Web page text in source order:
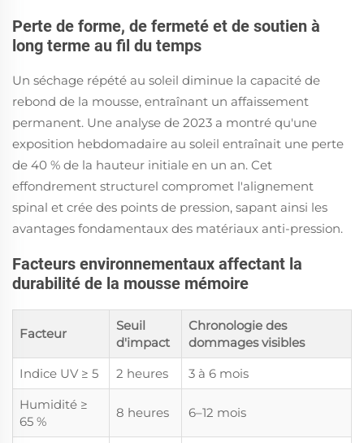
Perte de forme, de fermeté et de soutien à
long terme au fil du temps
Un séchage répété au soleil diminue la capacité de
rebond de la mousse, entraînant un affaissement
permanent. Une analyse de 2023 a montré qu'une
exposition hebdomadaire au soleil entraînait une perte
de 40 % de la hauteur initiale en un an. Cet
effondrement structurel compromet l'alignement
spinal et crée des points de pression, sapant ainsi les
avantages fondamentaux des matériaux anti-pression.
Facteurs environnementaux affectant la
durabilité de la mousse mémoire
Facteur
Seuil
d'impact
Chronologie des
dommages visibles
Indice UV ≥ 5
2 heures
3 à 6 mois
Humidité ≥
65 %
8 heures 6–12 mois